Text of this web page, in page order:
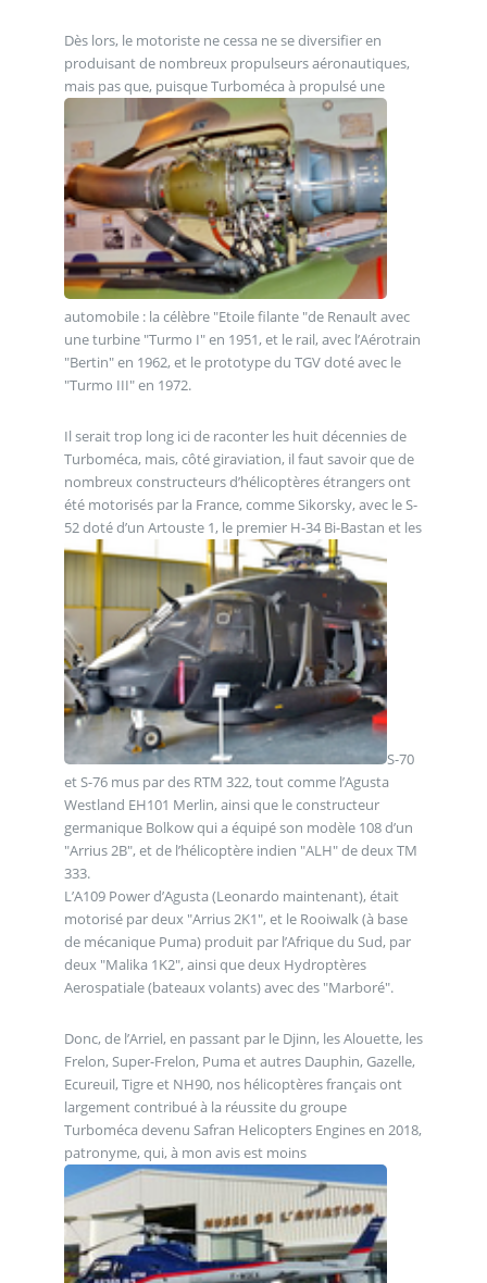
Dès lors, le motoriste ne cessa ne se diversifier en
produisant de nombreux propulseurs aéronautiques,
mais pas que, puisque Turboméca à propulsé une
automobile : la célèbre "Etoile filante "de Renault avec
une turbine "Turmo I" en 1951, et le rail, avec l’Aérotrain
"Bertin" en 1962, et le prototype du TGV doté avec le
"Turmo III" en 1972.
Il serait trop long ici de raconter les huit décennies de
Turboméca, mais, côté giraviation, il faut savoir que de
nombreux constructeurs d’hélicoptères étrangers ont
été motorisés par la France, comme Sikorsky, avec le S-
52 doté d’un Artouste 1, le premier H-34 Bi-Bastan et les
S-70
et S-76 mus par des RTM 322, tout comme l’Agusta
Westland EH101 Merlin, ainsi que le constructeur
germanique Bolkow qui a équipé son modèle 108 d’un
"Arrius 2B", et de l’hélicoptère indien "ALH" de deux TM
333.
L’A109 Power d’Agusta (Leonardo maintenant), était
motorisé par deux "Arrius 2K1", et le Rooiwalk (à base
de mécanique Puma) produit par l’Afrique du Sud, par
deux "Malika 1K2", ainsi que deux Hydroptères
Aerospatiale (bateaux volants) avec des "Marboré".
Donc, de l’Arriel, en passant par le Djinn, les Alouette, les
Frelon, Super-Frelon, Puma et autres Dauphin, Gazelle,
Ecureuil, Tigre et NH90, nos hélicoptères français ont
largement contribué à la réussite du groupe
Turboméca devenu Safran Helicopters Engines en 2018,
patronyme, qui, à mon avis est moins